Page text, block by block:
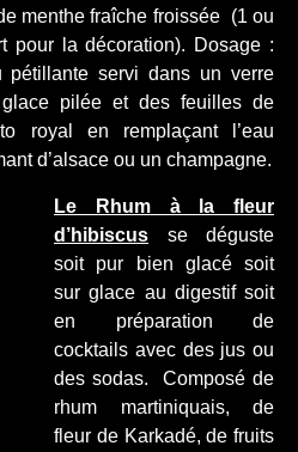
menthe fraîche froissée (1 ou
pour la décoration). Dosage :
pétillante servi dans un verre
pilée et des feuilles de
royal en remplaçant l’eau
d’alsace ou un champagne.
Le Rhum à la fleur
d’hibiscus se déguste
soit pur bien glacé soit
sur glace au digestif soit
en préparation de
cocktails avec des jus ou
des sodas. Composé de
rhum martiniquais, de
fleur de Karkadé, de fruits